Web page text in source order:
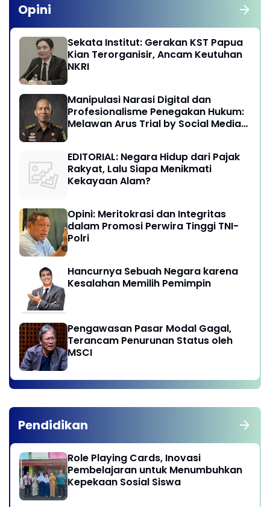
Opini
Sekata Institut: Gerakan KST Papua
Kian Terorganisir, Ancam Keutuhan
NKRI
Manipulasi Narasi Digital dan
Profesionalisme Penegakan Hukum:
Melawan Arus Trial by Social Media
EDITORIAL: Negara Hidup dari Pajak
Rakyat, Lalu Siapa Menikmati
Kekayaan Alam?
Opini: Meritokrasi dan Integritas
dalam Promosi Perwira Tinggi TNI-
Polri
Hancurnya Sebuah Negara karena
Kesalahan Memilih Pemimpin
Pengawasan Pasar Modal Gagal,
Terancam Penurunan Status oleh
MSCI
Pendidikan
Role Playing Cards, Inovasi
Pembelajaran untuk Menumbuhkan
Kepekaan Sosial Siswa